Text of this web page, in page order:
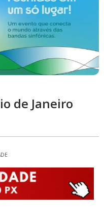
de Janeiro